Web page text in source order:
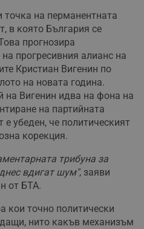
на перманентната
в която България се
прогнозира
прогресивния алианс на
Кристиан Вигенин по
на новата година.
на Вигенин идва на фона на
на партийната
е убеден, че политическият
корекция.
трибуна за
вдигат шум", заяви
от БТА.
кои точно политически
нито какъв механизъм